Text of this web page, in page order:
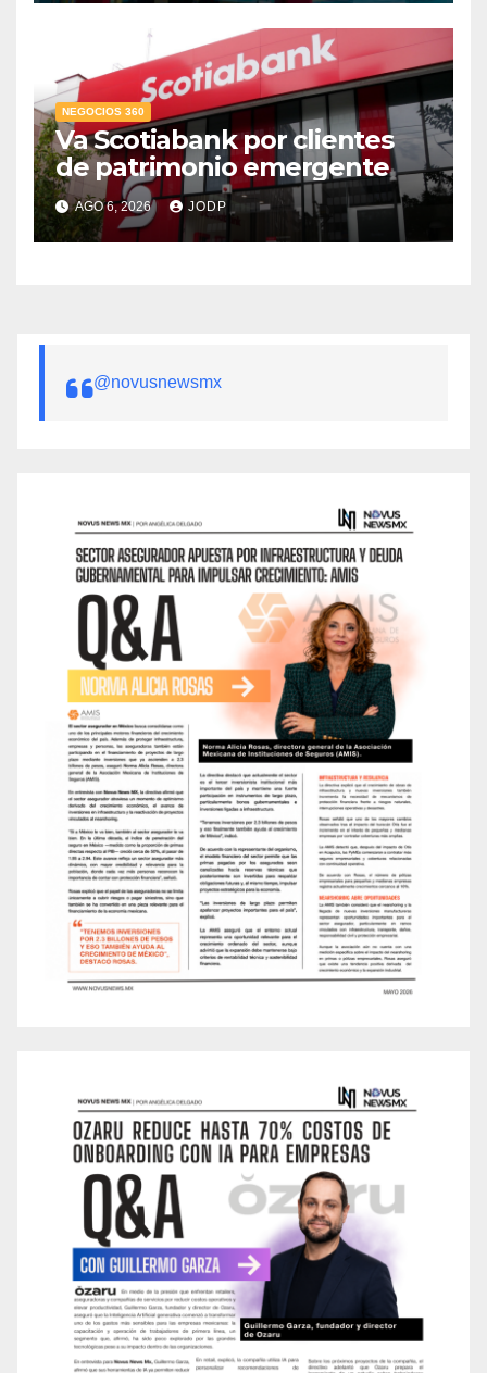
NEGOCIOS 360
Va Scotiabank por clientes
de patrimonio emergente
AGO 6, 2026 JODP
@novusnewsmx